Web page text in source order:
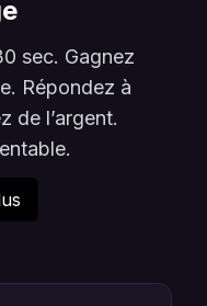
sec. Gagnez
Répondez à
de l’argent.